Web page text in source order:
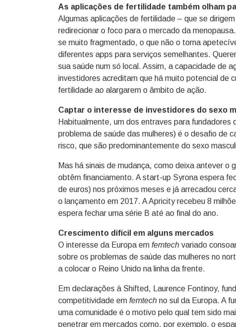
As aplicações de fertilidade também olham
Algumas aplicações de fertilidade – que se
redirecionar o foco para o mercado da
se muito fragmentado, o que não o torna
diferentes apps para serviços semelhantes.
sua saúde num só local. Assim, a capacidade de
investidores acreditam que há muito potencial de
fertilidade ao alargarem o âmbito de ação.
Captar o interesse de investidores do sexo
Habitualmente, um dos entraves para fundadores
problema de saúde das mulheres) é o desafio de
risco, que são predominantemente do sexo
Mas há sinais de mudança, como deixa antever o
obtêm financiamento. A start-up Syrona espera
de euros) nos próximos meses e já arrecadou
o lançamento em 2017. A Apricity recebeu 8
espera fechar uma série B até ao final do ano.
Crescimento difícil em alguns mercados
O interesse da Europa em femtech variado
sobre os problemas de saúde das mulheres no
a colocar o Reino Unido na linha da frente.
Em declarações à Shifted, Laurence Fontinoy,
competitividade em femtech no sul da Europa. A
uma comunidade é o motivo pelo qual tem sido
penetrar em mercados como, por exemplo, o